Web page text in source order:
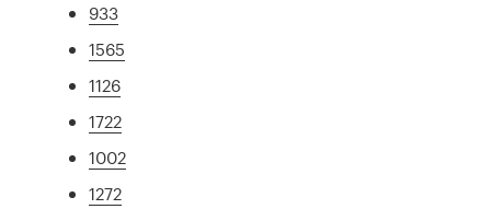
933
1565
1126
1722
1002
1272